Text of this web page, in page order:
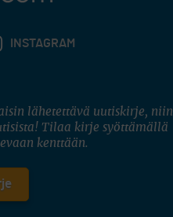
INSTAGRAM
lähetettävä uutiskirje, niin
Tilaa kirje syöttämällä
kenttään.